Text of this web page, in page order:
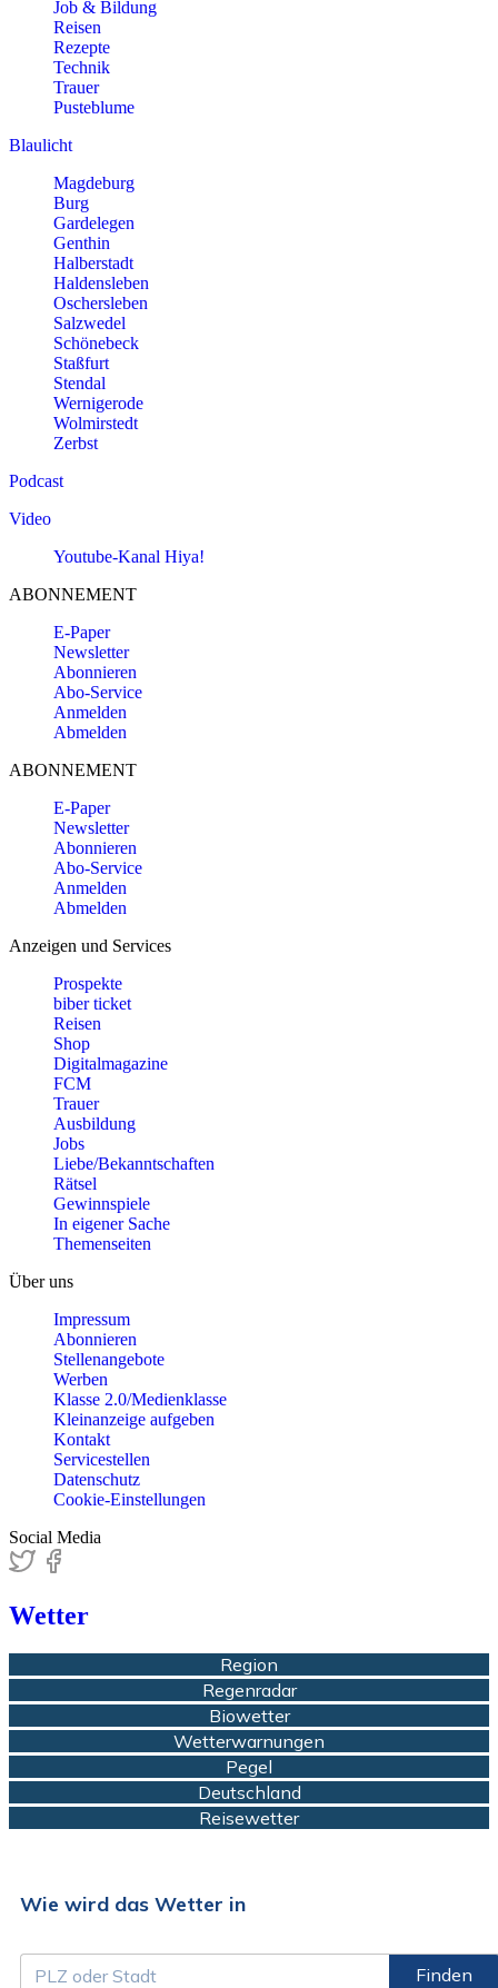
Job & Bildung
Reisen
Rezepte
Technik
Trauer
Pusteblume
Blaulicht
Magdeburg
Burg
Gardelegen
Genthin
Halberstadt
Haldensleben
Oschersleben
Salzwedel
Schönebeck
Staßfurt
Stendal
Wernigerode
Wolmirstedt
Zerbst
Podcast
Video
Youtube-Kanal Hiya!
ABONNEMENT
E-Paper
Newsletter
Abonnieren
Abo-Service
Anmelden
Abmelden
ABONNEMENT
E-Paper
Newsletter
Abonnieren
Abo-Service
Anmelden
Abmelden
Anzeigen und Services
Prospekte
biber ticket
Reisen
Shop
Digitalmagazine
FCM
Trauer
Ausbildung
Jobs
Liebe/Bekanntschaften
Rätsel
Gewinnspiele
In eigener Sache
Themenseiten
Über uns
Impressum
Abonnieren
Stellenangebote
Werben
Klasse 2.0/Medienklasse
Kleinanzeige aufgeben
Kontakt
Servicestellen
Datenschutz
Cookie-Einstellungen
Social Media
Wetter
Region
Regenradar
Biowetter
Wetterwarnungen
Pegel
Deutschland
Reisewetter
Wie wird das Wetter in
Finden